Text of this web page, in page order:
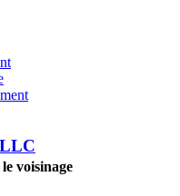
voisinage